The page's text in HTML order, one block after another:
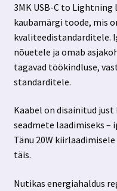
3MK USB-C to
kaubamärgi toode, mis
kvaliteedistandarditele.
nõuetele ja omab
tagavad töökindluse,
standarditele.
Kaabel on disainitud
seadmete laadimiseks –
Tänu 20W
täis.
Nutikas energiahaldus